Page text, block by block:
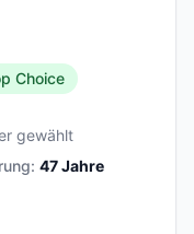
Choice
gewählt
47Jahre